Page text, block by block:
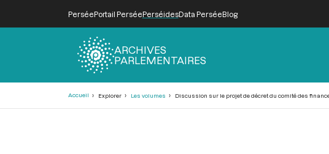
PerséePortail PerséePerséidesData PerséeBlog
ARCHIVES
PARLEMENTAIRES
Accueil Explorer Les volumes Discussion sur le projet de décret du comité des